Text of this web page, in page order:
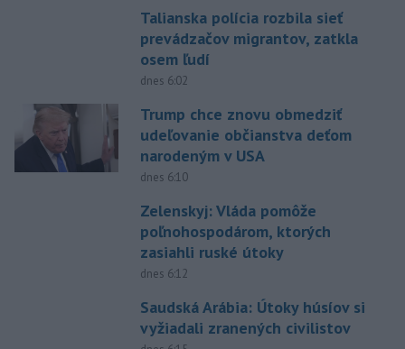
Talianska polícia rozbila sieť
prevádzačov migrantov, zatkla
osem ľudí
dnes 6:02
Trump chce znovu obmedziť
udeľovanie občianstva deťom
narodeným v USA
dnes 6:10
Zelenskyj: Vláda pomôže
poľnohospodárom, ktorých
zasiahli ruské útoky
dnes 6:12
Saudská Arábia: Útoky húsíov si
vyžiadali zranených civilistov